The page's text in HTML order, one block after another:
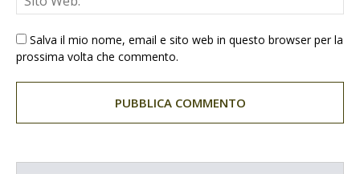
Salva il mio nome, email e sito web in questo browser per la
prossima volta che commento.